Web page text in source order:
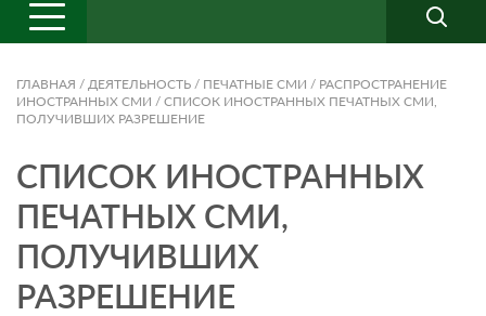
ГЛАВНАЯ / ДЕЯТЕЛЬНОСТЬ / ПЕЧАТНЫЕ СМИ / РАСПРОСТРАНЕНИЕ
ИНОСТРАННЫХ СМИ / СПИСОК ИНОСТРАННЫХ ПЕЧАТНЫХ СМИ,
ПОЛУЧИВШИХ РАЗРЕШЕНИЕ
СПИСОК ИНОСТРАННЫХ
ПЕЧАТНЫХ СМИ,
ПОЛУЧИВШИХ
РАЗРЕШЕНИЕ